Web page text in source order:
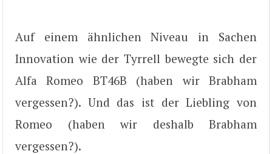
Auf einem ähnlichen Niveau in Sachen
Innovation wie der Tyrrell bewegte sich der
Alfa Romeo BT46B (haben wir Brabham
vergessen?). Und das ist der Liebling von
Romeo (haben wir deshalb Brabham
vergessen?).